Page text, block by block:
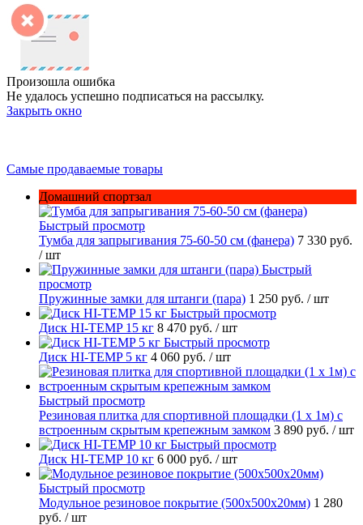
Произошла ошибка
Не удалось успешно подписаться на рассылку.
Закрыть окно
Самые продаваемые товары
Домашний спортзал
Быстрый просмотр
Тумба для запрыгивания 75-60-50 см (фанера) 7 330 руб.
/ шт
Быстрый
просмотр
Пружинные замки для штанги (пара) 1 250 руб. / шт
Быстрый просмотр
Диск HI-TEMP 15 кг 8 470 руб. / шт
Быстрый просмотр
Диск HI-TEMP 5 кг 4 060 руб. / шт
Быстрый просмотр
Резиновая плитка для спортивной площадки (1 х 1м) с
встроенным скрытым крепежным замком 3 890 руб. / шт
Быстрый просмотр
Диск HI-TEMP 10 кг 6 000 руб. / шт
Быстрый просмотр
Модульное резиновое покрытие (500х500х20мм) 1 280
руб. / шт